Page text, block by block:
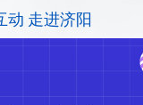
动 走进济阳